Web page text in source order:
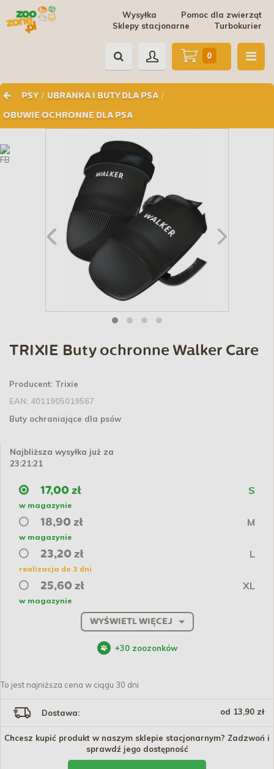
Pomoc dla zwierząt
Wysyłka
Turbokurier
Sklepy stacjonarne
PSY / UBRANKA I BUTY DLA PSA /
OBUWIE OCHRONNE DLA PSA
0
TRIXIE Buty ochronne Walker Care
Producent: Trixie
EAN: 4011905019567
Buty ochraniające dla psów
Najbliższa wysyłka już za
23:21:21
17,00 zł S
w magazynie
18,90 zł M
w magazynie
23,20 zł L
realizacja do 3 dni
25,60 zł XL
w magazynie
WYŚWIETL WIĘCEJ
+30 zoozonków
To jest najniższa cena w ciągu 30 dni
Dostawa: od 13,90 zł
Chcesz kupić produkt w naszym sklepie stacjonarnym? Zadzwoń i
sprawdź jego dostępność